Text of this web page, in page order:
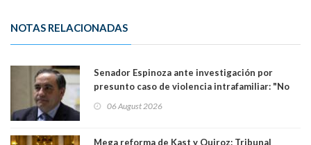
NOTAS RELACIONADAS
Senador Espinoza ante investigación por
presunto caso de violencia intrafamiliar: "No
antecedentes a Tribunal Supremo
06 August 2026
Mega reforma de Kast y Quiroz: Tribunal